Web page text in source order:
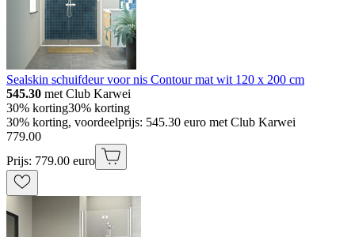
Sealskin schuifdeur voor nis Contour mat wit 120 x 200 cm
545.30 met Club Karwei
30% korting30% korting
30% korting, voordeelprijs: 545.30 euro met Club Karwei
779.00
Prijs: 779.00 euro